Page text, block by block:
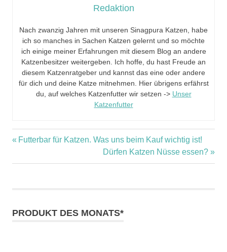
Redaktion
Nach zwanzig Jahren mit unseren Sinagpura Katzen, habe
ich so manches in Sachen Katzen gelernt und so möchte
ich einige meiner Erfahrungen mit diesem Blog an andere
Katzenbesitzer weitergeben. Ich hoffe, du hast Freude an
diesem Katzenratgeber und kannst das eine oder andere
für dich und deine Katze mitnehmen. Hier übrigens erfährst
du, auf welches Katzenfutter wir setzen -> Unser
Katzenfutter
Beitragsnavigation
Vorheriger
Futterbar für Katzen. Was uns beim Kauf wichtig ist!
Nächster
Beitrag:
Dürfen Katzen Nüsse essen?
PRODUKT DES MONATS*